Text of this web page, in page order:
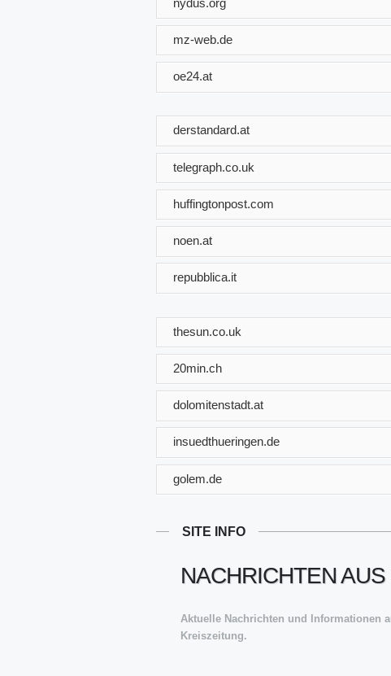
mz-web.de
oe24.at
derstandard.at
telegraph.co.uk
huffingtonpost.com
noen.at
repubblica.it
thesun.co.uk
20min.ch
dolomitenstadt.at
insuedthueringen.de
golem.de
SITE INFO
NACHRICHTEN
Aktuelle Nachrichten und Informationen
Kreiszeitung.